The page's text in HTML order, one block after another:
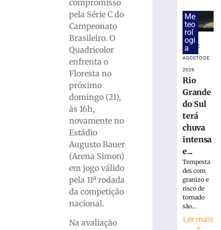
compromisso
pela Série C do
Campeonato
Brasileiro. O
Quadricolor
enfrenta o
Floresta no
próximo
domingo (21),
às 16h,
novamente no
Estádio
Augusto Bauer
(Arena Simon)
em jogo válido
pela 11ª rodada
da competição
nacional.
Na avaliação
Copa
Brasil
Bruscão
trabalha
olho
próximo
adversário
Brasileiro
Me
teo
rol
ogi
a 6 DE
AGOSTO DE
2026
Rio
Grande
do Sul
terá
chuva
intensa
e...
Tempesta
des com
granizo e
risco de
tornado
são...
Ler mais
»